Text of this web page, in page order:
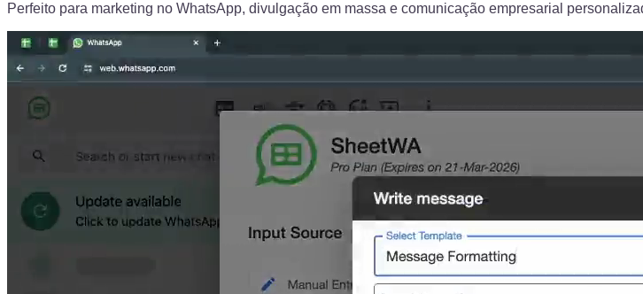
Perfeito para marketing no WhatsApp, divulgação em massa e comunicação empresarial